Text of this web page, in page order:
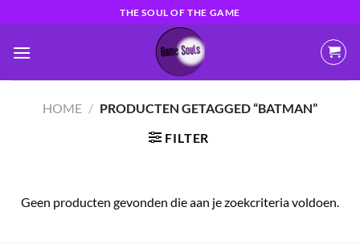
naar
inhoud
THE SOUL OF THE GAME
HOME / PRODUCTEN GETAGGED “BATMAN”
FILTER
Geen producten gevonden die aan je zoekcriteria voldoen.